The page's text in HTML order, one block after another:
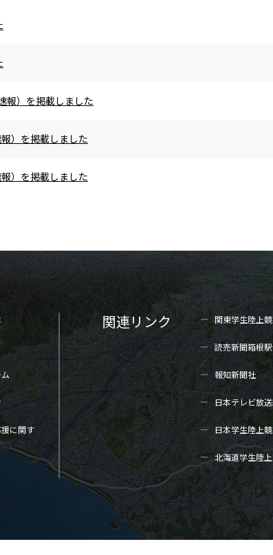
報）を掲載しました
）を掲載しました
）を掲載しました
に関す
関連リンク 関東学生陸上
読売新聞箱根
報知新聞社
日本テレビ放
日本学生陸上
北海道学生陸上